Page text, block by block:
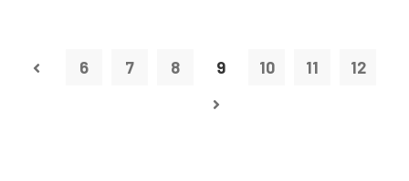
6 7 8 9 10 11 12